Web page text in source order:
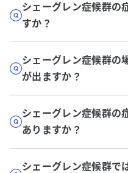
シェーグレン症候群の
すか？
シェーグレン症候群の
が出ますか？
シェーグレン症候群の
ありますか？
シェーグレン症候群で